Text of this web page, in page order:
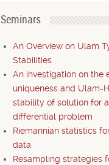
Seminars
An Overview on Ulam
Stabilities
An investigation on the
uniqueness and Ulam-
stability of solution for
differential problem
Riemannian statistics
data
Resampling strategies